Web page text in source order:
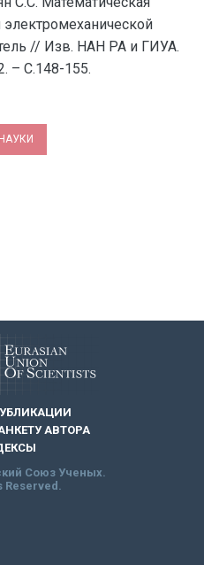
// Изв. НАН РА и ГИУА.
– С.148-155.
АВТОРА
Союз Ученых.
Reserved.